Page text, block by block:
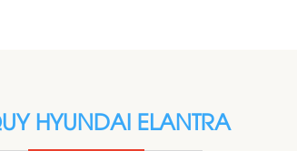
HYUNDAI ELANTRA